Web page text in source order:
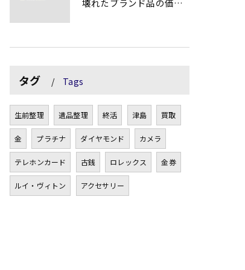
壊れたブランド品の価値を見極める技術とは
タグ Tags
生前整理 遺品整理 終活 津島 買取
金 プラチナ ダイヤモンド カメラ
テレホンカード 古銭 ロレックス 金券
ルイ・ヴィトン アクセサリー